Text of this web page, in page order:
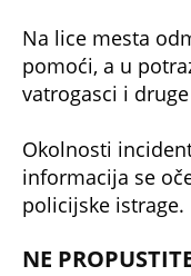
Na lice mesta
pomoći, a u
vatrogasci i
Okolnosti
informacija se
policijske istrage.
NE